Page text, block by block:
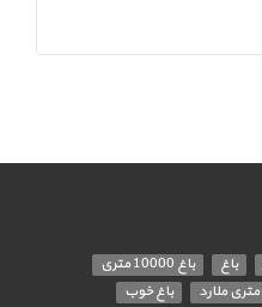
باغ
باغ 10000 متری
باغ خوب